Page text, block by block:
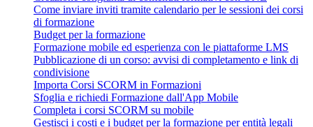
Come inviare inviti tramite calendario per le sessioni dei corsi
di formazione
Budget per la formazione
Formazione mobile ed esperienza con le piattaforme LMS
Pubblicazione di un corso: avvisi di completamento e link di
condivisione
Importa Corsi SCORM in Formazioni
Sfoglia e richiedi Formazione dall'App Mobile
Completa i corsi SCORM su mobile
Gestisci i costi e i budget per la formazione per entità legali